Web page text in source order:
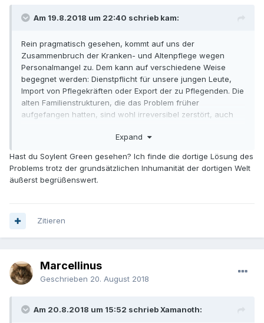
Am 19.8.2018 um 22:40 schrieb kam:
Rein pragmatisch gesehen, kommt auf uns der
Zusammenbruch der Kranken- und Altenpflege wegen
Personalmangel zu. Dem kann auf verschiedene Weise
begegnet werden: Dienstpflicht für unsere jungen Leute,
Import von Pflegekräften oder Export der zu Pflegenden. Die
alten Familienstrukturen, die das Problem früher
aufgefangen hatten, sind wohl irreversibel zerstört, auch
sind wegen Überalterung nicht mehr leistungsfähig. Die
Expand
Hast du Soylent Green gesehen? Ich finde die dortige Lösung des
Problems trotz der grundsätzlichen Inhumanität der dortigen Welt
äußerst begrüßenswert.
Zitieren
Marcellinus
Geschrieben 20. August 2018
Am 20.8.2018 um 15:52 schrieb Xamanoth: